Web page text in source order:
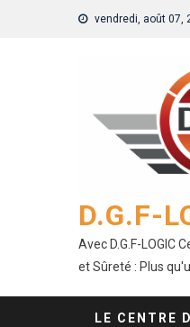
vendredi, août 07,
D.G.F-
Avec D.G.F-LOGIC
et Sûreté : Plus
LE CENTRE